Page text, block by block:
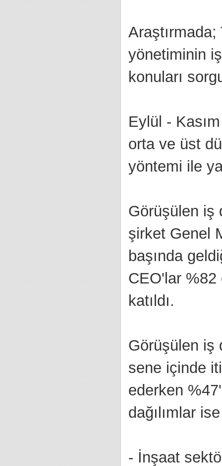
yönetiminin
konuları
Eylül -
orta ve üst
yöntemi ile
Görüşülen iş
şirket Genel
başında
CEO'lar %82
katıldı.
Görüşülen iş
sene içinde
ederken
dağılımlar
- İnşaat